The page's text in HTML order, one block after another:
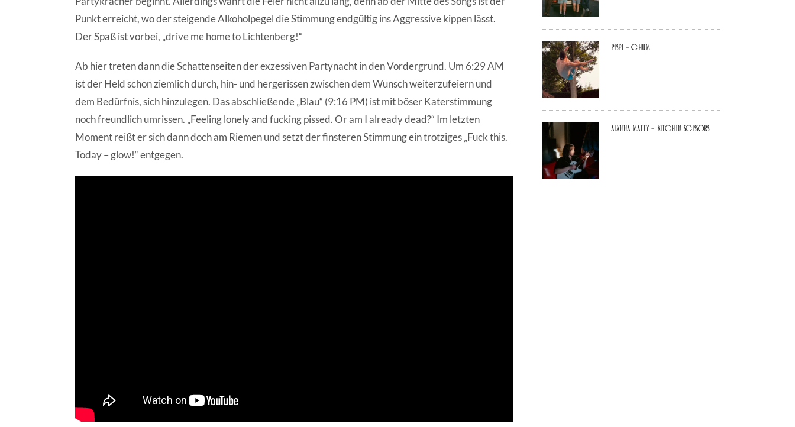
Punkt erreicht, wo der steigende Alkoholpegel die Stimmung endgültig ins Aggressive kippen lässt.
Der Spaß ist vorbei, „drive me home to Lichtenberg!“
Ab hier treten dann die Schattenseiten der exzessiven Partynacht in den Vordergrund. Um 6:29 AM
ist der Held schon ziemlich durch, hin- und hergerissen zwischen dem Wunsch weiterzufeiern und
dem Bedürfnis, sich hinzulegen. Das abschließende „Blau“ (9:16 PM) ist mit böser Katerstimmung
noch freundlich umrissen. „Feeling lonely and fucking pissed. Or am I already dead?“ Im letzten
Moment reißt er sich dann doch am Riemen und setzt der finsteren Stimmung ein trotziges „Fuck this.
Today – glow!“ entgegen.
Pespi – Chum
Alanna Matty – Kitchen Scissors